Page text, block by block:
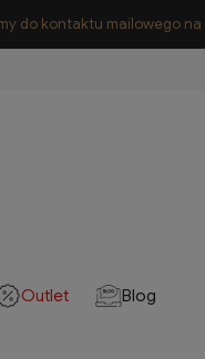
do kontaktu mailowego na
Outlet Blog